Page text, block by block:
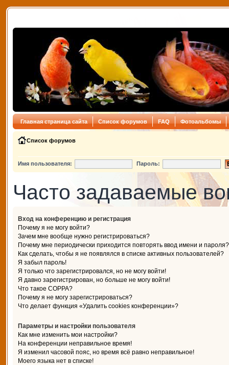
Главная страница сайта Список форумов FAQ Фотоальбомы
Список форумов
Имя пользователя: Пароль:
Часто задаваемые
Вход на конференцию и регистрация
Почему я не могу войти?
Зачем мне вообще нужно регистрироваться?
Почему мне периодически приходится повторять ввод имени и пароля?
Как сделать, чтобы я не появлялся в списке активных пользователей?
Я забыл пароль!
Я только что зарегистрировался, но не могу войти!
Я давно зарегистрирован, но больше не могу войти!
Что такое COPPA?
Почему я не могу зарегистрироваться?
Что делает функция «Удалить cookies конференции»?
Параметры и настройки пользователя
Как мне изменить мои настройки?
На конференции неправильное время!
Я изменил часовой пояс, но время всё равно неправильное!
Моего языка нет в списке!